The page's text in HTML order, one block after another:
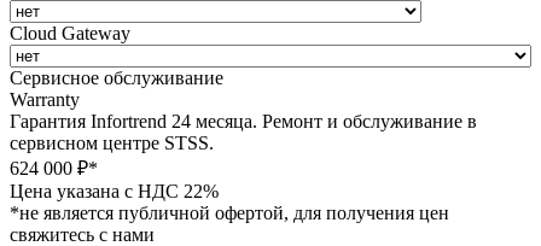
Cloud Gateway
Сервисное обслуживание
Warranty
Гарантия Infortrend 24 месяца. Ремонт и обслуживание в
сервисном центре STSS.
624 000 ₽*
Цена указана с НДС 22%
*не является публичной офертой, для получения цен
свяжитесь с нами